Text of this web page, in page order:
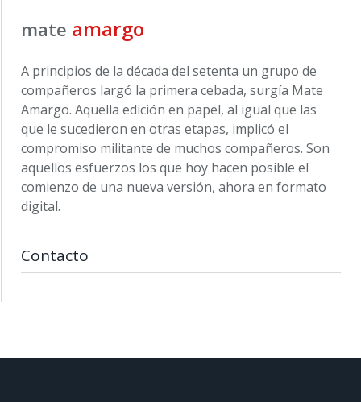
mate amargo
A principios de la década del setenta un grupo de
compañeros largó la primera cebada, surgía Mate
Amargo. Aquella edición en papel, al igual que las
que le sucedieron en otras etapas, implicó el
compromiso militante de muchos compañeros. Son
aquellos esfuerzos los que hoy hacen posible el
comienzo de una nueva versión, ahora en formato
digital.
Contacto